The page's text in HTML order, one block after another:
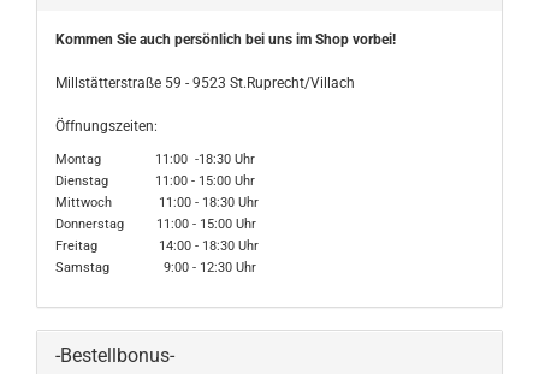
Kommen Sie auch persönlich bei uns im Shop vorbei!
Millstätterstraße 59 - 9523 St.Ruprecht/Villach
Öffnungszeiten:
Montag 11:00 -18:30 Uhr
Dienstag 11:00 - 15:00 Uhr
Mittwoch 11:00 - 18:30 Uhr
Donnerstag 11:00 - 15:00 Uhr
Freitag 14:00 - 18:30 Uhr
Samstag 9:00 - 12:30 Uhr
-Bestellbonus-